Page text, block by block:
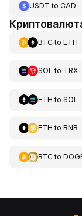
USDT to CAD
BTCto ETH
SOL to TRX
ETH to SOL
ETH to BNB
BTCto